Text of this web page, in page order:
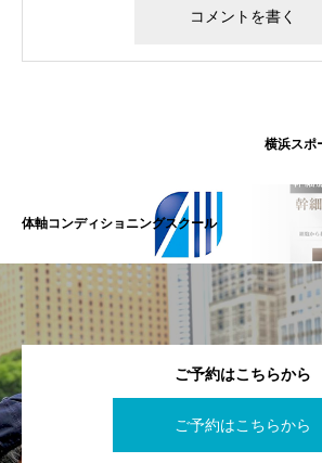
横浜スポ
体軸コンディショニングスクール
ご予約はこちらから
ご予約はこちらから